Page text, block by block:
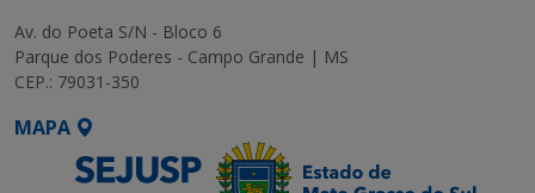
Av. do Poeta S/N - Bloco 6
Parque dos Poderes - Campo Grande | MS
CEP.: 79031-350
MAPA